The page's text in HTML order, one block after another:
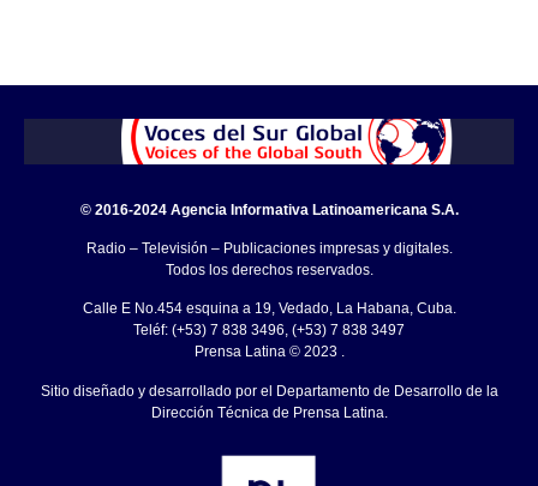
© 2016-2024 Agencia Informativa Latinoamericana S.A.
Radio – Televisión – Publicaciones impresas y digitales.
Todos los derechos reservados.
Calle E No.454 esquina a 19, Vedado, La Habana, Cuba.
Teléf: (+53) 7 838 3496, (+53) 7 838 3497
Prensa Latina © 2023 .
Sitio diseñado y desarrollado por el Departamento de Desarrollo de la
Dirección Técnica de Prensa Latina.